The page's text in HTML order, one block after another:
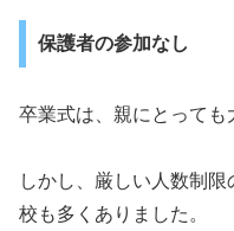
保護者の参加なし
卒業式は、親にとっても
しかし、厳しい人数制限
校も多くありました。